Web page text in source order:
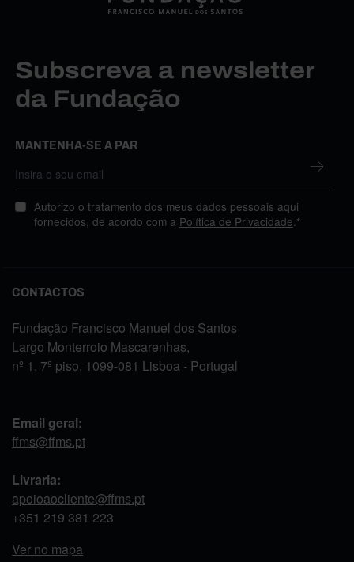
Subscreva a newsletter
da Fundação
MANTENHA-SE A PAR
Autorizo o tratamento dos meus dados pessoais aqui
fornecidos, de acordo com a Política de Privacidade.*
CONTACTOS
Fundação Francisco Manuel dos Santos
Largo Monterroio Mascarenhas,
nº 1, 7º piso, 1099-081 Lisboa - Portugal
Email geral:
ffms@ffms.pt
Livraria:
apoioaocliente@ffms.pt
+351 219 381 223
Ver no mapa